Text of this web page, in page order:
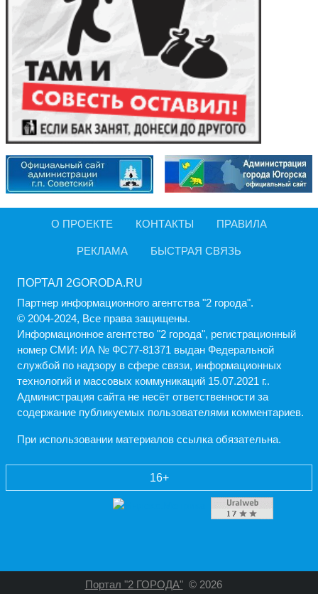
О ПРОЕКТЕ КОНТАКТЫ ПРАВИЛА
РЕКЛАМА БЫСТРАЯ СВЯЗЬ
ПОРТАЛ 2GORODA.RU
Партнер информационного агентства "2 города".
© 2004-2024, Все права защищены.
Информационное агентство "2 города", регистрационный
номер СМИ: ИА № ФС77-81371 выдан Федеральной
службой по надзору в сфере связи, информационных
технологий и массовых коммуникаций 15.07.2021 г..
Администрация cайта не несёт ответственности за
содержание публикуемых пользователями комментариев.
При использовании материалов ссылка обязательна.
16+
Портал "2 ГОРОДА" © 2026